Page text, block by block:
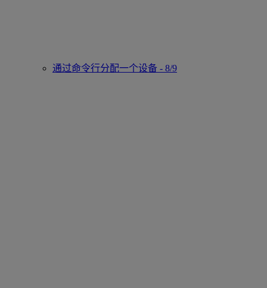
通过命令行分配一个设备 - 8/9